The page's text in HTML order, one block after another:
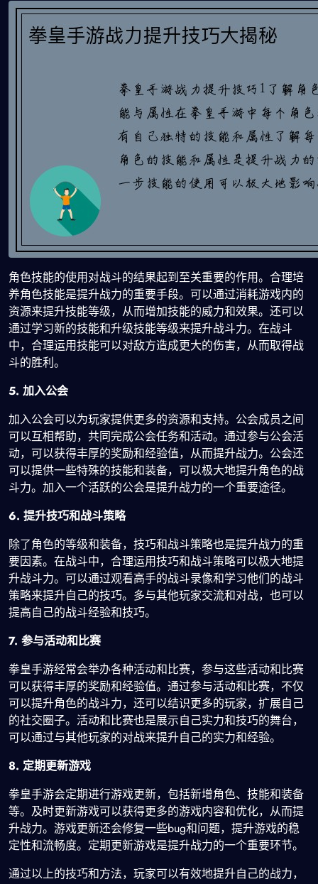
角色技能的使用对战斗的结果起到至关重要的作用。合理培
养角色技能是提升战力的重要手段。可以通过消耗游戏内的
资源来提升技能等级，从而增加技能的威力和效果。还可以
通过学习新的技能和升级技能等级来提升战斗力。在战斗
中，合理运用技能可以对敌方造成更大的伤害，从而取得战
斗的胜利。
5. 加入公会
加入公会可以为玩家提供更多的资源和支持。公会成员之间
可以互相帮助，共同完成公会任务和活动。通过参与公会活
动，可以获得丰厚的奖励和经验值，从而提升战力。公会还
可以提供一些特殊的技能和装备，可以极大地提升角色的战
斗力。加入一个活跃的公会是提升战力的一个重要途径。
6. 提升技巧和战斗策略
除了角色的等级和装备，技巧和战斗策略也是提升战力的重
要因素。在战斗中，合理运用技巧和战斗策略可以极大地提
升战斗力。可以通过观看高手的战斗录像和学习他们的战斗
策略来提升自己的技巧。多与其他玩家交流和对战，也可以
提高自己的战斗经验和技巧。
7. 参与活动和比赛
拳皇手游经常会举办各种活动和比赛，参与这些活动和比赛
可以获得丰厚的奖励和经验值。通过参与活动和比赛，不仅
可以提升角色的战斗力，还可以结识更多的玩家，扩展自己
的社交圈子。活动和比赛也是展示自己实力和技巧的舞台，
可以通过与其他玩家的对战来提升自己的实力和经验。
8. 定期更新游戏
拳皇手游会定期进行游戏更新，包括新增角色、技能和装备
等。及时更新游戏可以获得更多的游戏内容和优化，从而提
升战力。游戏更新还会修复一些bug和问题，提升游戏的稳
定性和流畅度。定期更新游戏是提升战力的一个重要环节。
通过以上的技巧和方法，玩家可以有效地提升自己的战力，